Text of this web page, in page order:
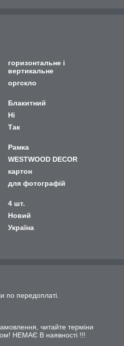
горизонтальне і
вертикальне
оргскло
Блакитний
Ні
Так
Рамка
WESTWOOD DECOR
картон
для фотографій
4 шт.
Новий
Україна
по передоплаті.
читайте терміни
НЕМАЄ В наявності !!!